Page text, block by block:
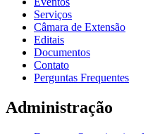
Serviços
Câmara de Extensão
Editais
Documentos
Contato
Perguntas Frequentes
Administração